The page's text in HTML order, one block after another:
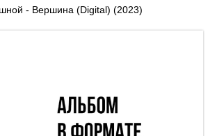
- Вершина (Digital) (2023)